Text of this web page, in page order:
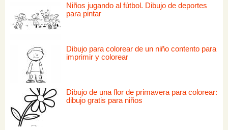
Niños jugando al fútbol. Dibujo de deportes
para pintar
Dibujo para colorear de un niño contento para
imprimir y colorear
Dibujo de una flor de primavera para colorear:
dibujo gratis para niños